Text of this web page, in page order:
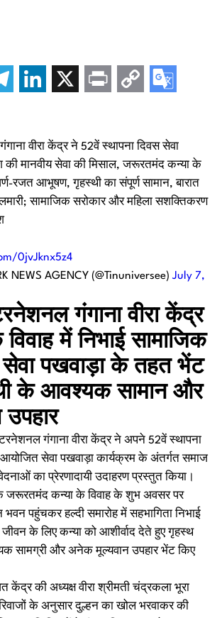
वीरा केंद्र ने 52वें स्थापना दिवस सेवा
मानवीय सेवा की मिसाल, जरूरतमंद कन्या के
रजत आभूषण, गृहस्थी का संपूर्ण सामान, बारात
सामाजिक सरोकार और महिला सशक्तिकरण
0jvJknx5z4
NEWS AGENCY (@Tinuniversee) July 7,
गंगाना वीरा केंद्र
में निभाई सामाजिक
सेवा पखवाड़ा के तहत भेंट
के आवश्यक सामान और
गंगाना वीरा केंद्र ने अपने 52वें स्थापना
सेवा पखवाड़ा कार्यक्रम के अंतर्गत समाज
का प्रेरणादायी उदाहरण प्रस्तुत किया।
जरूरतमंद कन्या के विवाह के शुभ अवसर पर
पहुंचकर हल्दी समारोह में सहभागिता निभाई
जीवन के लिए कन्या को आशीर्वाद देते हुए गृहस्थ
सामग्री और अनेक मूल्यवान उपहार भेंट किए
की अध्यक्ष वीरा श्रीमती चंद्रकला भूरा
रिवाजों के अनुसार दुल्हन का खोल भरवाकर की